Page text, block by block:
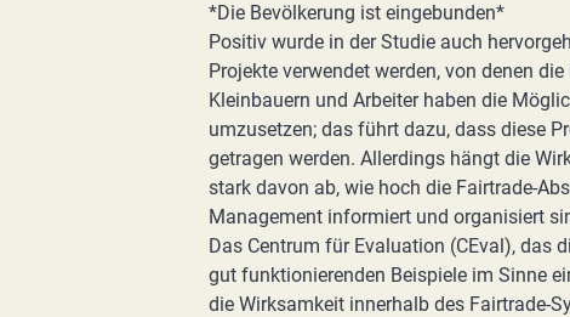
*Die Bevölkerung ist eingebunden*
Positiv wurde in der Studie auch
Projekte verwendet werden, von denen
Kleinbauern und Arbeiter haben die
umzusetzen; das führt dazu, dass diese
getragen werden. Allerdings hängt die
stark davon ab, wie hoch die Fairtrade-
Management informiert und organisiert
Das Centrum für Evaluation (CEval), das
gut funktionierenden Beispiele im Sinne
die Wirksamkeit innerhalb des Fairtrade-